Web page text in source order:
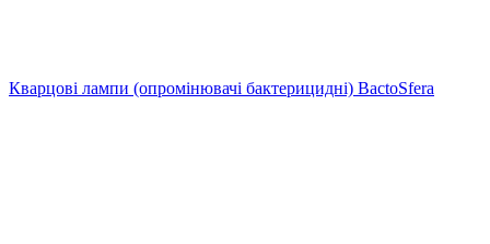
Кварцові лампи (опромінювачі бактерицидні) BactoSfera